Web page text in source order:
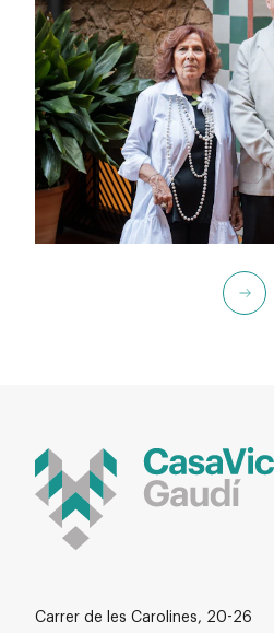
Carrer de les Carolines, 20-26